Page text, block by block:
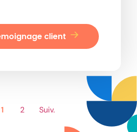
client
1 2 Suiv.